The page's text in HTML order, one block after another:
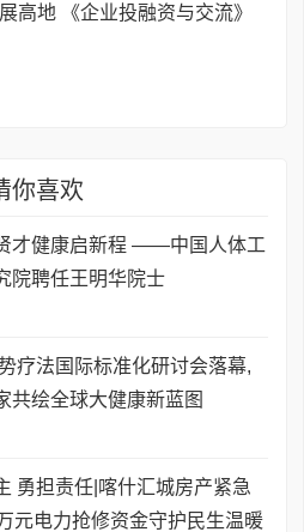
高地 《企业投融资与交流》
你喜欢
才健康启新程 ——中国人体工
院聘任王明华院士
疗法国际标准化研讨会落幕,
共绘全球大健康新蓝图
勇担责任|喀什汇城房产紧急
元电力抢修资金守护民生温暖